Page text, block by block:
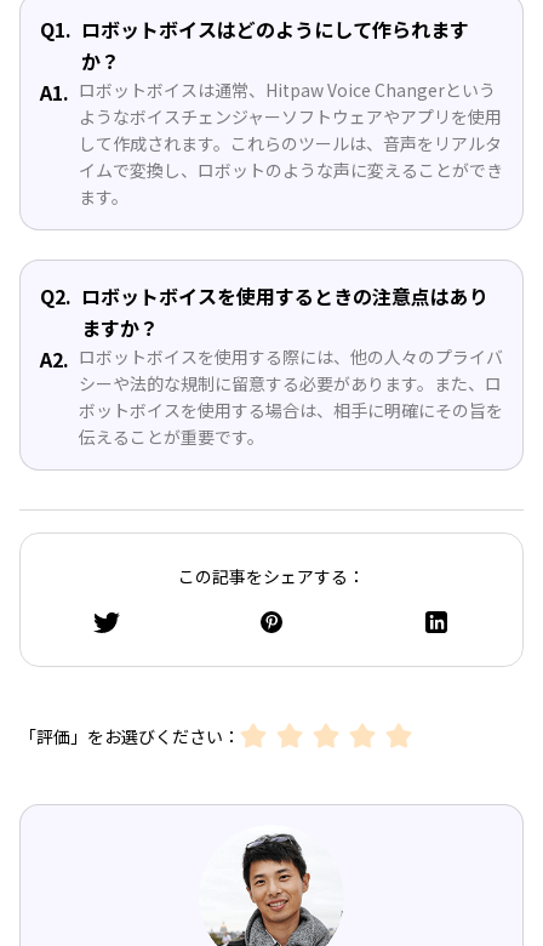
Q1. ロボットボイスはどのようにして作られます
か？
A1. ロボットボイスは通常、Hitpaw Voice Changerという
ようなボイスチェンジャーソフトウェアやアプリを使用
して作成されます。これらのツールは、音声をリアルタ
イムで変換し、ロボットのような声に変えることができ
ます。
Q2. ロボットボイスを使用するときの注意点はあり
ますか？
A2. ロボットボイスを使用する際には、他の人々のプライバ
シーや法的な規制に留意する必要があります。また、ロ
ボットボイスを使用する場合は、相手に明確にその旨を
伝えることが重要です。
この記事をシェアする：
「評価」をお選びください：